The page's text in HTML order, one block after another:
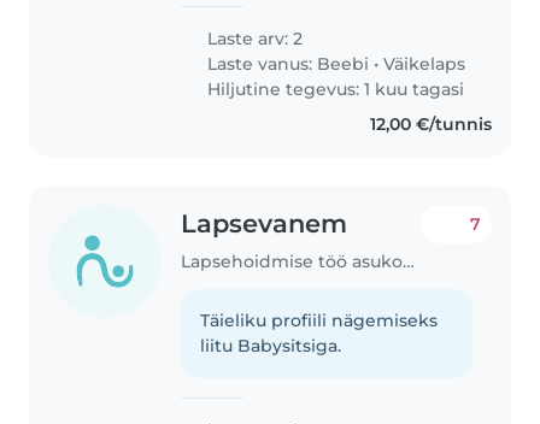
Laste arv: 2
Laste vanus: Beebi •Väikelaps
Hiljutine tegevus: 1 kuu tagasi
12,00 €/tunnis
Lapsevanem
Lapsehoidmise töö asukohas Tartu
7
Täieliku profiili nägemiseks
liitu Babysitsiga.